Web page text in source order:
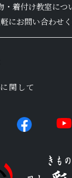
・着付け教室につ
にお問い合わせく
関して